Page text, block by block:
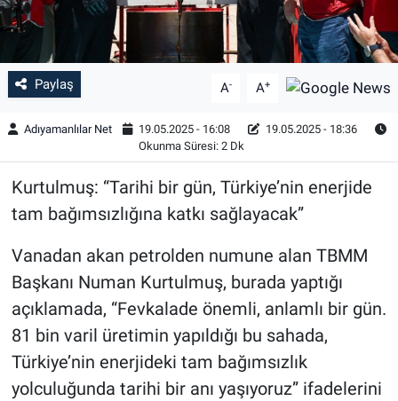
Paylaş A- A+
Adıyamanlılar Net 19.05.2025 - 16:08
19.05.2025 - 18:36
Okunma Süresi: 2 Dk
Kurtulmuş: “Tarihi bir gün, Türkiye’nin enerjide
tam bağımsızlığına katkı sağlayacak”
Vanadan akan petrolden numune alan TBMM
Başkanı Numan Kurtulmuş, burada yaptığı
açıklamada, “Fevkalade önemli, anlamlı bir gün.
81 bin varil üretimin yapıldığı bu sahada,
Türkiye’nin enerjideki tam bağımsızlık
yolculuğunda tarihi bir anı yaşıyoruz” ifadelerini
Şambayat Haber